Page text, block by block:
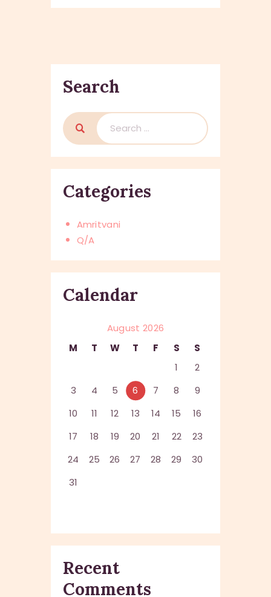
Search
Search
for:
Categories
Amritvani
Q/A
Calendar
August 2026
M
T W T F S
S
1
2
3
4 5 6 7 8
9
10
11 12 13 14 15
16
17
18 19 20 21 22
23
24
25 26 27 28 29
30
31
Recent
Comments